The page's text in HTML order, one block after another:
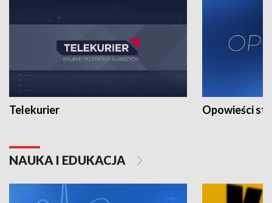
Telekurier Opowieści
NAUKA I EDUKACJA